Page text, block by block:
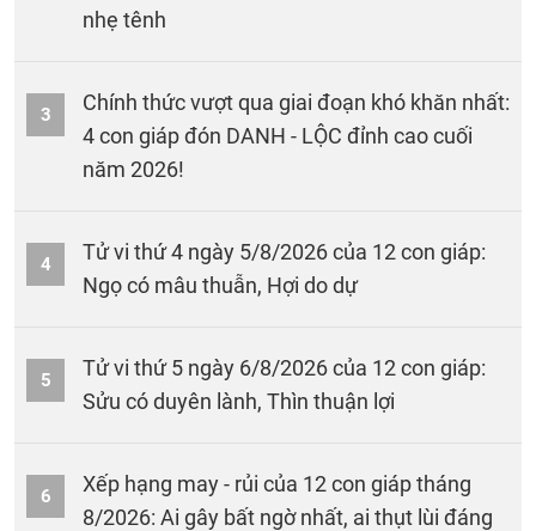
nhẹ tênh
3
Chính thức vượt qua giai đoạn khó khăn nhất:
4 con giáp đón DANH - LỘC đỉnh cao cuối
năm 2026!
4
Tử vi thứ 4 ngày 5/8/2026 của 12 con giáp:
Ngọ có mâu thuẫn, Hợi do dự
5
Tử vi thứ 5 ngày 6/8/2026 của 12 con giáp:
Sửu có duyên lành, Thìn thuận lợi
6
Xếp hạng may - rủi của 12 con giáp tháng
8/2026: Ai gây bất ngờ nhất, ai thụt lùi đáng